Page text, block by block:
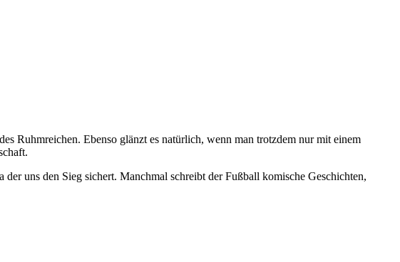
Ruhmreichen. Ebenso glänzt es natürlich, wenn man trotzdem nur mit einem
uns den Sieg sichert. Manchmal schreibt der Fußball komische Geschichten,